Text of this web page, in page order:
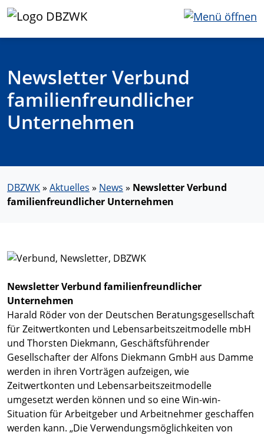
Newsletter Verbund
familienfreundlicher
Unternehmen
DBZWK» Aktuelles » News » Newsletter Verbund
familienfreundlicher Unternehmen
Newsletter Verbund familienfreundlicher
Unternehmen
Harald Röder von der Deutschen Beratungsgesellschaft
für Zeitwertkonten und Lebensarbeitszeitmodelle mbH
und Thorsten Diekmann, Geschäftsführender
Gesellschafter der Alfons Diekmann GmbH aus Damme
werden in ihren Vorträgen aufzeigen, wie
Zeitwertkonten und Lebensarbeitszeitmodelle
umgesetzt werden können und so eine Win-win-
Situation für Arbeitgeber und Arbeitnehmer geschaffen
werden kann. „Die Verwendungsmöglichkeiten von